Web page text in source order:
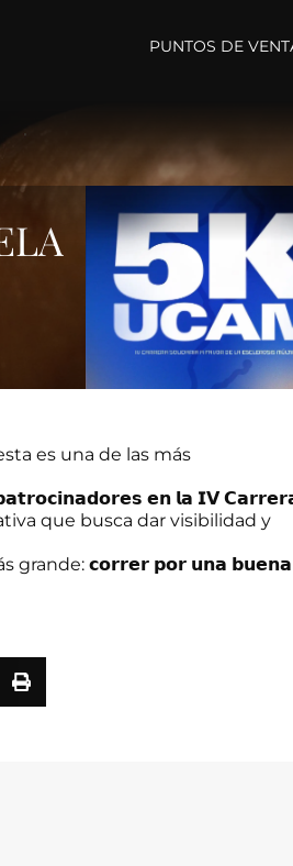
PUNTOS DE
es una de las más
𝗲𝗻 𝗹𝗮 𝗜𝗩
que busca dar visibilidad y
grande: 𝗰𝗼𝗿𝗿𝗲𝗿 𝗽𝗼𝗿 𝘂𝗻𝗮 𝗯𝘂𝗲𝗻𝗮